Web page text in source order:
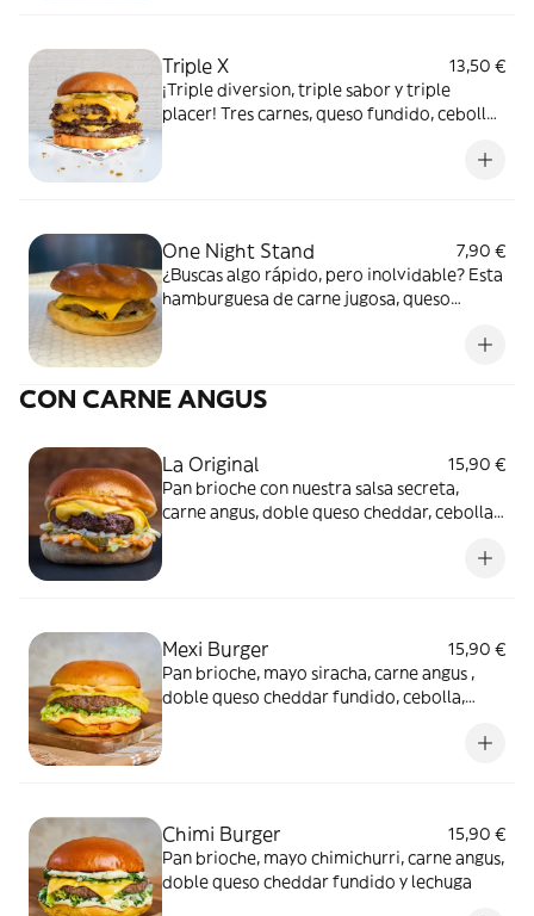
Triple X
13,50 €
¡Triple diversion, triple sabor y triple
placer! Tres carnes, queso fundido, cebolla,
One Night Stand
7,90 €
¿Buscas algo rápido, pero inolvidable? Esta
hamburguesa de carne jugosa, queso
mordida. ¡Que no se repita! O tal vez sí…
CON CARNE ANGUS
La Original
15,90 €
Pan brioche con nuestra salsa secreta,
carne angus, doble queso cheddar, cebolla,
Mexi Burger
15,90 €
Pan brioche, mayo siracha, carne angus ,
doble queso cheddar fundido, cebolla,
Chimi Burger
15,90 €
Pan brioche, mayo chimichurri, carne angus,
doble queso cheddar fundido y lechuga